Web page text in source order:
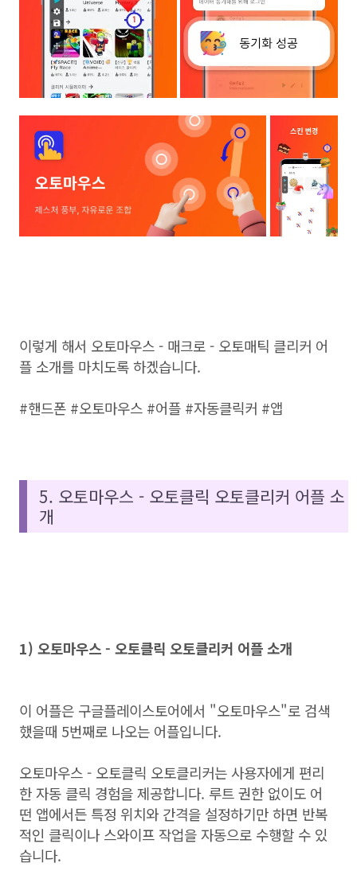
이렇게 해서 오토마우스 - 매크로 - 오토매틱 클리커 어
플 소개를 마치도록 하겠습니다.
#핸드폰 #오토마우스 #어플 #자동클릭커 #앱
5. 오토마우스 - 오토클릭 오토클리커 어플 소
개
1) 오토마우스 - 오토클릭 오토클리커 어플 소개
이 어플은 구글플레이스토어에서 "오토마우스"로 검색
했을때 5번째로 나오는 어플입니다.
오토마우스 - 오토클릭 오토클리커는 사용자에게 편리
한 자동 클릭 경험을 제공합니다. 루트 권한 없이도 어
떤 앱에서든 특정 위치와 간격을 설정하기만 하면 반복
적인 클릭이나 스와이프 작업을 자동으로 수행할 수 있
습니다.